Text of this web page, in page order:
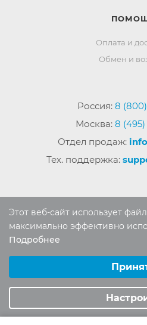
Оплата и
Обмен и
Россия: 8 (800)
Москва: 8
Отдел продаж: info
Тех. поддержка:
2022-2026 © Интернет
Авторские права
материалов сайта без
Этот веб-сайт использует
максимально эффективно
Подробнее
Аналитические/